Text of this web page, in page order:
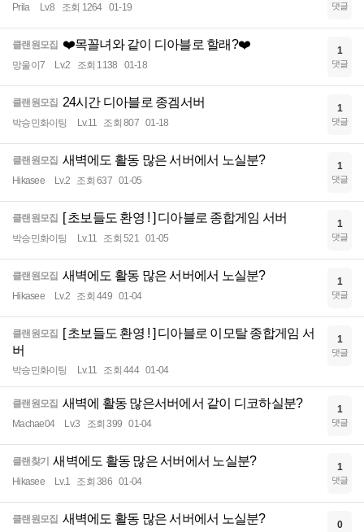
Prila Lv.8 조회 1264 01-19 댓글
클랜원모집 ❤️목꼴녀와 같이 디아블로 할래?❤️
망울이7 Lv.2 조회 1138 01-18
1
댓글
클랜원모집 24시간 디아블로 종겜서버
박승민화이팅 Lv.11 조회 807 01-18
1
댓글
클랜원모집 새벽에도 활동 많은 서버에서 노실분?
Hikasee Lv.2 조회 637 01-05
1
댓글
클랜원모집 [ 초보들도 환영 ! ] 디아블로 종합게임 서버
박승민화이팅 Lv.11 조회 521 01-05
1
댓글
클랜원모집 새벽에도 활동 많은 서버에서 노실분?
Hikasee Lv.2 조회 449 01-04
1
댓글
클랜원모집
[ 초보들도 환영 ! ] 디아블로 이모탈 종합게임 서
버
박승민화이팅 Lv.11 조회 444 01-04
1
댓글
클랜원모집 새벽에 활동 많은서버에서 같이 디코하실분?
Machae04 Lv.3 조회 399 01-04
1
댓글
클랜찾기 새벽에도 활동 많은 서버에서 노실분?
Hikasee Lv.1 조회 386 01-04
1
댓글
클랜원모집 새벽에도 활동 많은 서버에서 노실분? 0